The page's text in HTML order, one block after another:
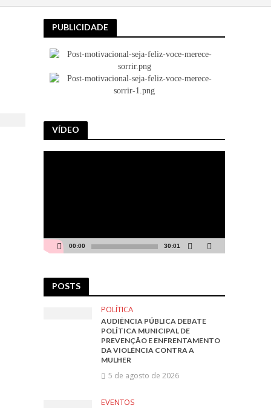
PUBLICIDADE
VÍDEO
00:00 30:01
POSTS
POLÍTICA
AUDIÊNCIA PÚBLICA DEBATE
POLÍTICA MUNICIPAL DE
PREVENÇÃO E ENFRENTAMENTO
DA VIOLÊNCIA CONTRA A
MULHER
5 de agosto de 2026
EVENTOS